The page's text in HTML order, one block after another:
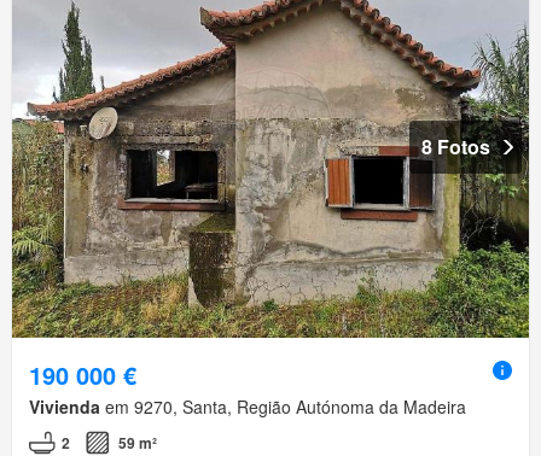
8 Fotos
190 000 €
Vivienda em 9270, Santa, Região Autónoma da Madeira
2 59 m²